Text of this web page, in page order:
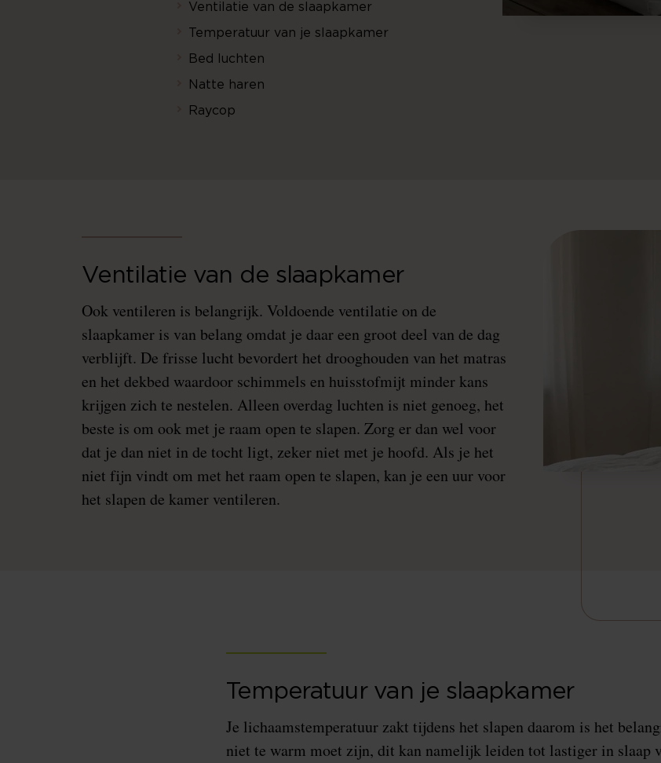
Ventilatie van de slaapkamer
Temperatuur van je slaapkamer
Bed luchten
Natte haren
Raycop
Ventilatie van de slaapkamer
Ook ventileren is belangrijk. Voldoende ventilatie on de
slaapkamer is van belang omdat je daar een groot deel van de dag
verblijft. De frisse lucht bevordert het drooghouden van het matras
en het dekbed waardoor schimmels en huisstofmijt minder kans
krijgen zich te nestelen. Alleen overdag luchten is niet genoeg, het
beste is om ook met je raam open te slapen. Zorg er dan wel voor
dat je dan niet in de tocht ligt, zeker niet met je hoofd. Als je het
niet fijn vindt om met het raam open te slapen, kan je een uur voor
het slapen de kamer ventileren.
Temperatuur van je slaapkamer
Je lichaamstemperatuur zakt tijdens het slapen daarom is het
niet te warm moet zijn, dit kan namelijk leiden tot lastiger in slaap